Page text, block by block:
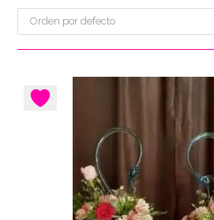
Orden por defecto